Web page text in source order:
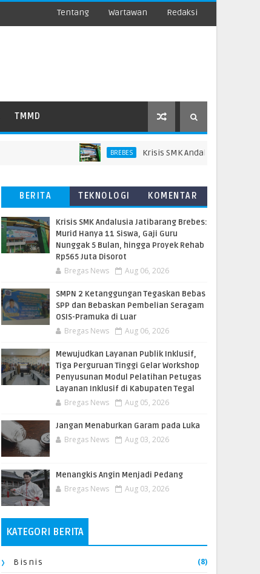
Tentang Wartawan Redaksi
TMMD
BREBES Krisis SMK Andalusia Jatibarang
BERITA
TERBARU
TEKNOLOGI
KOMENTAR
Krisis SMK Andalusia Jatibarang Brebes:
Murid Hanya 11 Siswa, Gaji Guru
Nunggak 5 Bulan, hingga Proyek Rehab
Rp565 Juta Disorot
Bregas News Aug 06, 2026
SMPN 2 Ketanggungan Tegaskan Bebas
SPP dan Bebaskan Pembelian Seragam
OSIS-Pramuka di Luar
Bregas News Aug 06, 2026
​Mewujudkan Layanan Publik Inklusif,
Tiga Perguruan Tinggi Gelar Workshop
Penyusunan Modul Pelatihan Petugas
Layanan Inklusif di Kabupaten Tegal
Bregas News Aug 05, 2026
Jangan Menaburkan Garam pada Luka
Bregas News Aug 03, 2026
Menangkis Angin Menjadi Pedang
Bregas News Aug 03, 2026
KATEGORI BERITA
Bisnis (8)